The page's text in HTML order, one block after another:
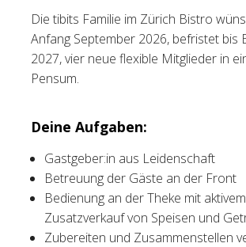
Login
Die tibits Familie im Zürich Bistro
Anfang September 2026, befristet bis
2027, vier neue flexible Mitglieder in
Pensum.
Deine Aufgaben:
Gastgeber:in aus Leidenschaft
Betreuung der Gäste an der Front
Bedienung an der Theke mit aktivem
Zusatzverkauf von Speisen und
Zubereiten und Zusammenstellen